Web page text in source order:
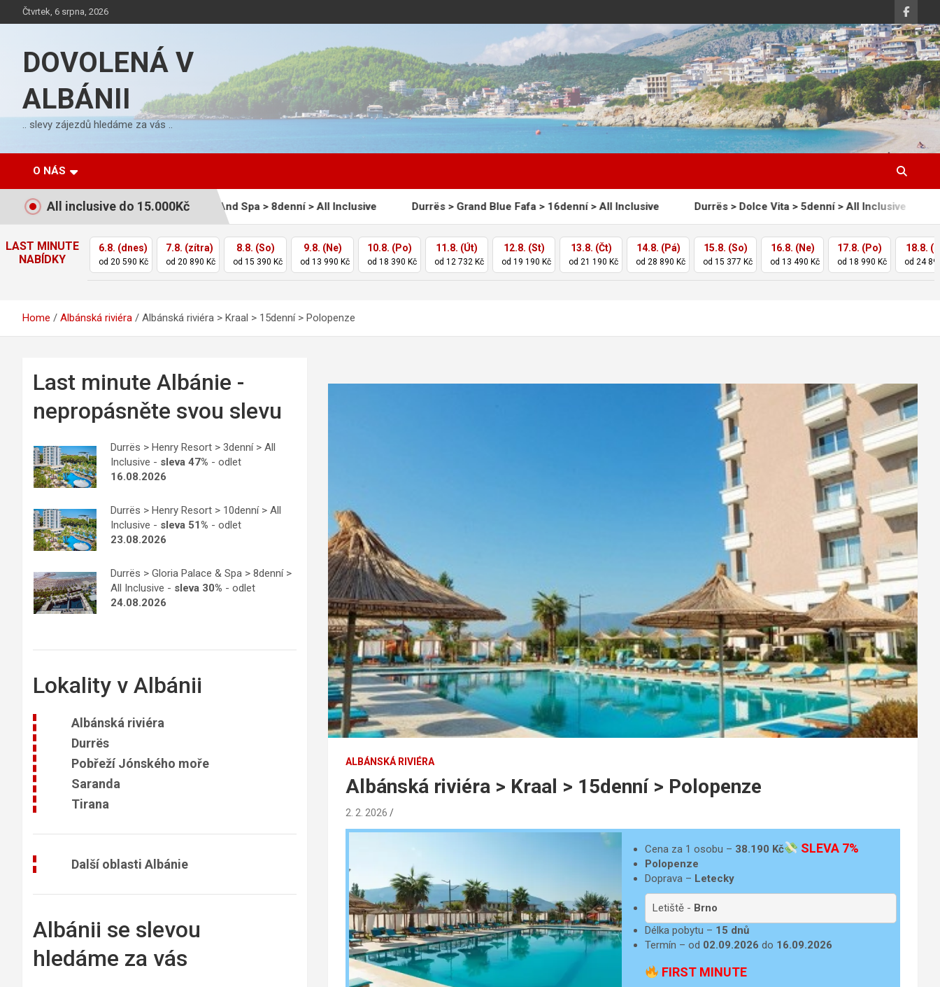
to
Čtvrtek, 6 srpna, 2026
DOVOLENÁ V
ALBÁNII
.. slevy zájezdů hledáme za vás ..
O NÁS
All inclusive do 15.000Kč
Durrës > Supreme And Spa > 8denní > All Inclusive Durrës > Grand Blue Fafa > 16denní > All Inclusive Durrës > Dolce Vita > 5denní > All Inclusive Durrës >
LAST MINUTE
NABÍDKY
6.8. (dnes)
od 20 590 Kč
7.8. (zítra)
od 20 890 Kč
8.8. (So)
od 15 390 Kč
9.8. (Ne)
od 13 990 Kč
10.8. (Po)
od 18 390 Kč
11.8. (Út)
od 12 732 Kč
12.8. (St)
od 19 190 Kč
13.8. (Čt)
od 21 190 Kč
14.8. (Pá)
od 28 890 Kč
15.8. (So)
od 15 377 Kč
16.8. (Ne)
od 13 490 Kč
17.8. (Po)
od 18 990 Kč
18.8.
od 24
Home Albánská riviéra Albánská riviéra > Kraal > 15denní > Polopenze
ALBÁNSKÁ RIVIÉRA
Albánská riviéra > Kraal > 15denní > Polopenze
2. 2. 2026
Cena za 1 osobu – 38.190 Kč SLEVA 7%
Polopenze
Doprava – Letecky
Letiště - Brno
Délka pobytu – 15 dnů
Termín – od 02.09.2026 do 16.09.2026
FIRST MINUTE
Last minute Albánie -
nepropásněte svou slevu
Durrës > Henry Resort > 3denní > All
Inclusive - sleva 47% - odlet
16.08.2026
Durrës > Henry Resort > 10denní > All
Inclusive - sleva 51% - odlet
23.08.2026
Durrës > Gloria Palace & Spa > 8denní >
All Inclusive - sleva 30% - odlet
24.08.2026
Lokality v Albánii
Albánská riviéra
Durrës
Pobřeží Jónského moře
Saranda
Tirana
Další oblasti Albánie
Albánii se slevou
hledáme za vás